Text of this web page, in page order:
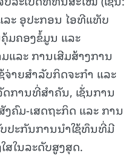
ລະ ອຸປະກອນ ໄອທີແທັບ
ມຄອງຂໍ້ມູນ ແລະ
ລະ ການເສີມສ້າງການ
າຍສໍາລັບກິດຈະກໍາ ແລະ
ການທີ່ສໍາຄັນ, ເຊັ່ນການ
ຄົມ-ເສດຖະກິດ ແລະ ການ
ປະກັນການນໍາໃຊ້ທຶນທີ່ມີ
ສໃນລະດັບສູງສຸດ.